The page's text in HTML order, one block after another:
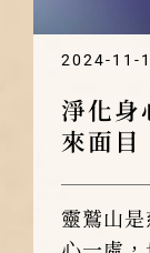
2024-11-
淨化身
來面目
靈鷲山